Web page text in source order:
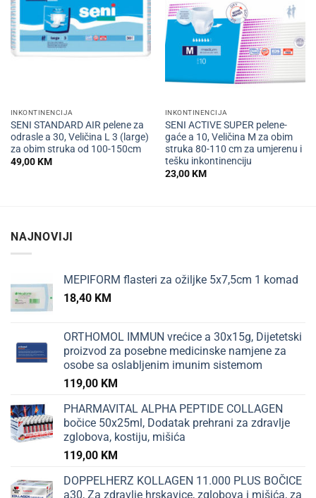
INKONTINENCIJA
SENI STANDARD AIR pelene za
odrasle a 30, Veličina L 3 (large)
za obim struka od 100-150cm
49,00KM
INKONTINENCIJA
SENI ACTIVE SUPER pelene-
gaće a 10, Veličina M za obim
struka 80-110 cm za umjerenu i
tešku inkontinenciju
23,00KM
NAJNOVIJI
MEPIFORM flasteri za ožiljke 5x7,5cm 1 komad
18,40 KM
ORTHOMOL IMMUN vrećice a 30x15g, Dijetetski
proizvod za posebne medicinske namjene za
osobe sa oslabljenim imunim sistemom
119,00 KM
PHARMAVITAL ALPHA PEPTIDE COLLAGEN
bočice 50x25ml, Dodatak prehrani za zdravlje
zglobova, kostiju, mišića
119,00 KM
DOPPELHERZ KOLLAGEN 11.000 PLUS BOČICE
a30, Za zdravlje hrskavice, zglobova i mišića, za